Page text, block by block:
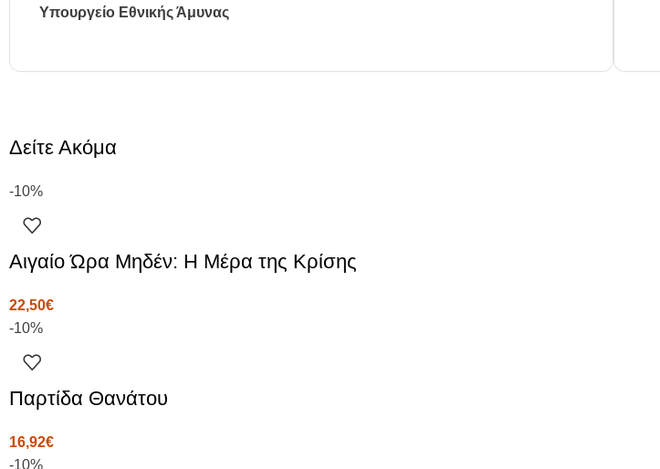
Υπουργείο Εθνικής Άμυνας
Δείτε Ακόμα
-10%
Αιγαίο Ώρα Μηδέν: Η Μέρα της Κρίσης
22,50€
-10%
Παρτίδα Θανάτου
16,92€
-10%